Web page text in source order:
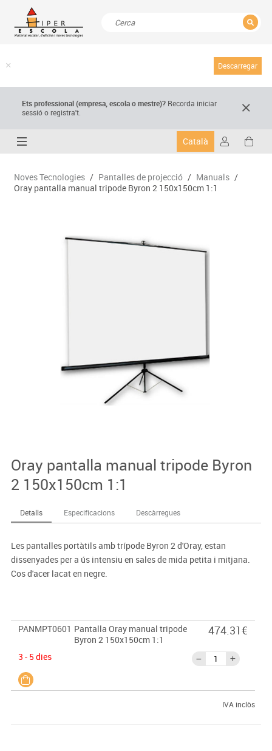
Descarregar
Ets professional (empresa,escola o mestre)? Recorda iniciar
sessió o registra't.
Català
Noves Tecnologies / Pantalles de projecció / Manuals /
Oray pantalla manual tripode Byron 2 150x150cm 1:1
Oray pantalla manual tripode Byron
2 150x150cm 1:1
Detalls Especificacions Descàrregues
Les pantalles portàtils amb trípode Byron 2 d'Oray, estan
dissenyades per a ús intensiu en sales de mida petita i mitjana.
Cos d'acer lacat en negre.
PANMPT0601 Pantalla Oray manual tripode
Byron 2 150x150cm 1:1
3 - 5 dies
474.31€
IVA inclòs